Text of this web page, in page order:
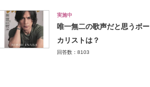
実施中
唯一無二の歌声だと思うボー
カリストは？
回答数：8103